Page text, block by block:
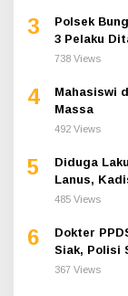
3
Polsek
3 Pelaku
738 Views
4
Mahasiswi
Massa
492 Views
5
Diduga
Lanus,
485 Views
6
Dokter
Siak, Polisi
367 Views